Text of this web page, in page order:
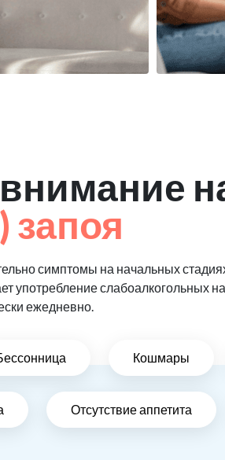
запоя
симптомы на начальных
употребление слабоалкогольных
ежедневно.
Кошмары
Отсутствие аппетита